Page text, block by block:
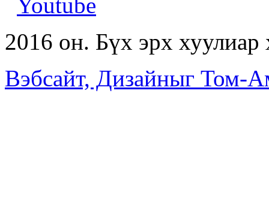
Youtube
2016 он. Бүх эрх хуулиар
Вэбсайт, Дизайныг